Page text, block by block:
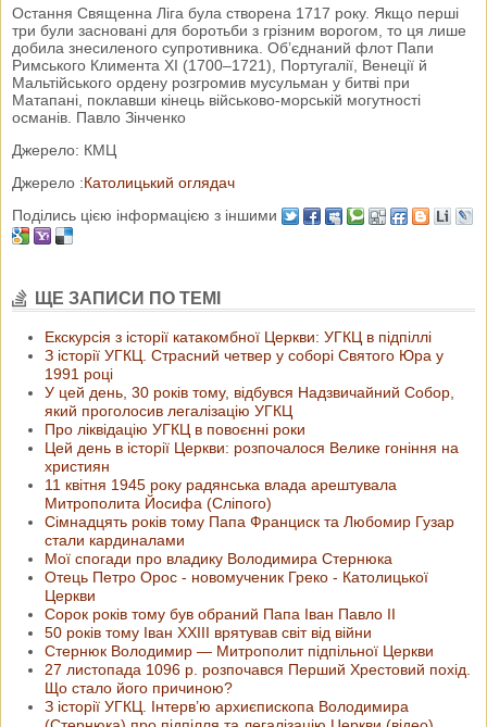
Остання Священна Ліга була створена 1717 року. Якщо перші
три були засновані для боротьби з грізним ворогом, то ця лише
добила знесиленого супротивника. Об’єднаний флот Папи
Римського Климента ХІ (1700–1721), Португалії, Венеції й
Мальтійського ордену розгромив мусульман у битві при
Матапані, поклавши кінець військово-морській могутності
османів. Павло Зінченко
Джерело: КМЦ
Джерело :Католицький оглядач
Поділись цією інформацією з іншими
ЩЕ ЗАПИСИ ПО ТЕМІ
Екскурсія з історії катакомбної Церкви: УГКЦ в підпіллі
З історії УГКЦ. Страсний четвер у соборі Святого Юра у
1991 році
У цей день, 30 років тому, відбувся Надзвичайний Собор,
який проголосив легалізацію УГКЦ
Про ліквідацію УГКЦ в повоєнні роки
Цей день в історії Церкви: розпочалося Велике гоніння на
християн
11 квітня 1945 року радянська влада арештувала
Митрополита Йосифа (Сліпого)
Сімнадцять років тому Папа Франциск та Любомир Гузар
стали кардиналами
Мої спогади про владику Володимира Стернюка
Отець Петро Орос - новомученик Греко - Католицької
Церкви
Сорок років тому був обраний Папа Іван Павло ІІ
50 років тому Іван XXIII врятував світ від війни
Стернюк Володимир — Митрополит підпільної Церкви
27 листопада 1096 р. розпочався Перший Хрестовий похід.
Що стало його причиною?
З історії УГКЦ. Інтерв’ю архиєпископа Володимира